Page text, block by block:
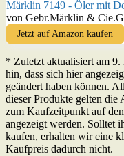
Märklin 7149 - Öler mit
von Gebr.Märklin &
Jetzt auf Amazon kaufen
* Zuletzt aktualisiert am
hin, dass sich hier
geändert haben können.
dieser Produkte gelten die
zum Kaufzeitpunkt auf
angezeigt werden. Solltet
kaufen, erhalten wir eine
Kaufpreis dadurch nicht.